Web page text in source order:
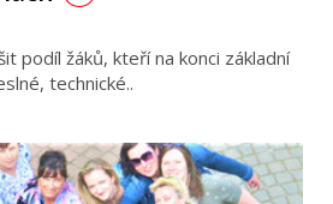
podíl žáků, kteří na konci základní
technické..